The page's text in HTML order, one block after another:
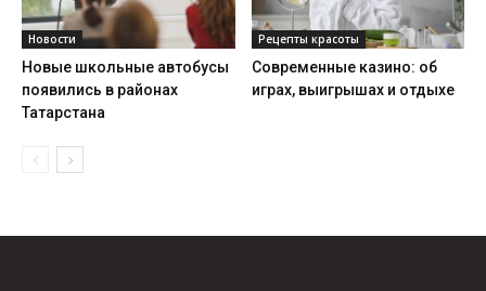
Новости
Новые школьные автобусы
появились в районах
Татарстана
Рецепты красоты
Современные казино: об
играх, выигрышах и отдыхе